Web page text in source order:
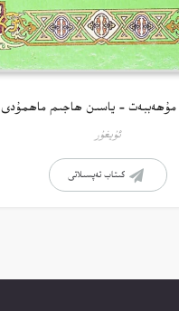
مۇھەببەت – ياسىن ھاجىم ماھمۇدى
ئۇيغۇر
كىتاب تەپسىلاتى